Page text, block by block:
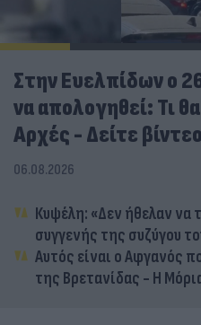
Στην Ευελπίδων ο
να απολογηθεί: Τι
Αρχές - Δείτε βίντεο
06.08.2026
Κυψέλη: «Δεν ήθελαν να
συγγενής της συζύγου
Αυτός είναι ο Αφγανός
της Βρετανίδας - Η